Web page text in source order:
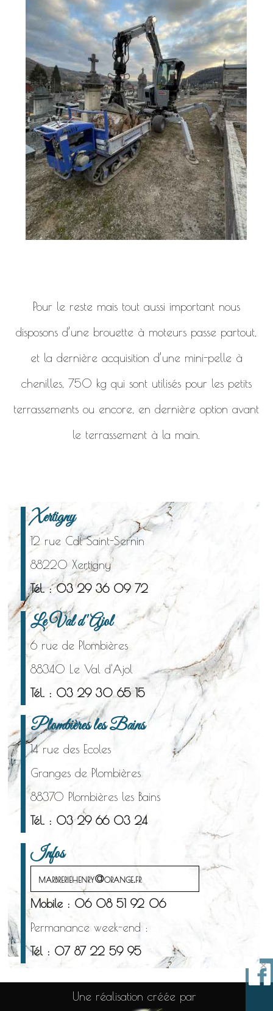
Pour le reste mais tout aussi important nous
disposons d’une brouette à moteurs passe partout,
et la dernière acquisition d’une mini-pelle à
chenilles, 750 kg qui sont utilisés pour les petits
terrassements ou encore, en dernière option avant
le terrassement à la main.
Xertigny
12 rue Cdt Saint-Sernin
88220 Xertigny
Tél. : 03 29 36 09 72
Le Val d'Ajol
6 rue de Plombières
88340 Le Val d'Ajol
Tél. : 03 29 30 65 15
Plombières les Bains
14 rue des Ecoles
Granges de Plombières
88370 Plombières les Bains
Tél. : 03 29 66 03 24
Infos
marbreriehenry@orange.fr
Mobile : 06 08 51 92 06
Permanance week-end :
Tél : 07 87 22 59 95
Une réalisation créée par
×